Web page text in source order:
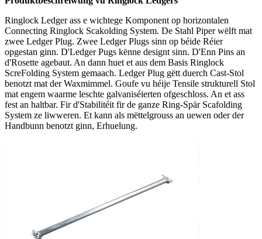
Ringlock Ledger ass e wichtege Komponent op horizontalen
Connecting Ringlock Scakolding System. De Stahl Piper wëlft mat
zwee Ledger Plug. Zwee Ledger Plugs sinn op béide Réier
opgestan ginn. D'Ledger Pugs kënne designt sinn. D'Enn Pins an
d'Rosette agebaut. An dann huet et aus dem Basis Ringlock
ScreFolding System gemaach. Ledger Plug gëtt duerch Cast-Stol
benotzt mat der Waxmimmel. Goufe vu héije Tensile strukturell Stol
mat engem waarme leschte galvaniséierten ofgeschloss. An et ass
fest an haltbar. Fir d'Stabilitéit fir de ganze Ring-Spär Scafolding
System ze liwweren. Et kann als mëttelgrouss an uewen oder der
Handbunn benotzt ginn, Erhuelung.